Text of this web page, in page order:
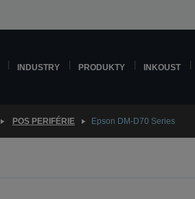
INDUSTRY PRODUKTY INKOUST
POS PERIFÉRIE Epson DM-D70 Series